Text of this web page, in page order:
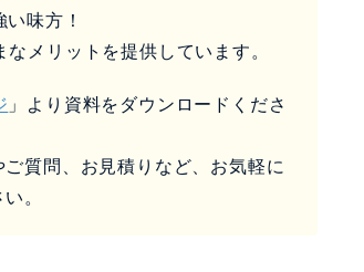
味方！
なメリットを提供しています。
」より資料をダウンロードくださ
質問、お見積りなど、お気軽に
。